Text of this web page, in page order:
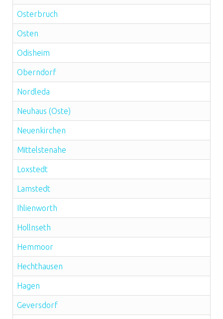
Osterbruch
Osten
Odisheim
Oberndorf
Nordleda
Neuhaus (Oste)
Neuenkirchen
Mittelstenahe
Loxstedt
Lamstedt
Ihlienworth
Hollnseth
Hemmoor
Hechthausen
Hagen
Geversdorf